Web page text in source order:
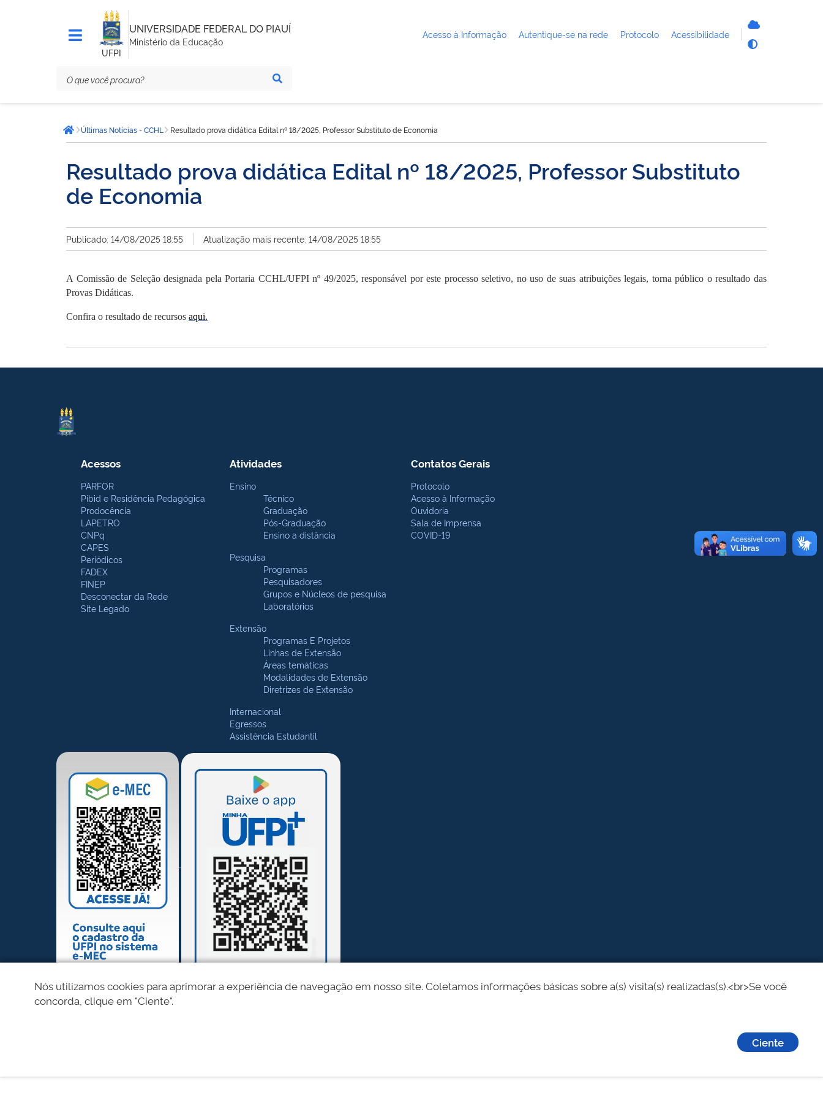
UFPI
UNIVERSIDADE FEDERAL DO PIAUÍ
Ministério da Educação
Acesso à Informação Autentique-se na rede Protocolo Acessibilidade
está
aqui:Página inicial
Últimas Notícias - CCHL Resultado prova didática Edital nº 18/2025, Professor Substituto de Economia
Resultado prova didática Edital nº 18/2025, Professor Substituto
de Economia
Publicado: 14/08/2025 18:55 Atualização mais recente: 14/08/2025 18:55
A Comissão de Seleção designada pela Portaria CCHL/UFPI nº 49/2025, responsável por este processo seletivo, no uso de suas atribuições legais, torna público o resultado das
Provas Didáticas.
Confira o resultado de recursos aqui.
Acessos
PARFOR
Pibid e Residência Pedagógica
Prodocência
LAPETRO
CNPq
CAPES
Periódicos
FADEX
FINEP
Desconectar da Rede
Site Legado
Atividades
Ensino
Técnico
Graduação
Pós-Graduação
Ensino a distância
Pesquisa
Programas
Pesquisadores
Grupos e Núcleos de pesquisa
Laboratórios
Extensão
Programas E Projetos
Linhas de Extensão
Áreas temáticas
Modalidades de Extensão
Diretrizes de Extensão
Internacional
Egressos
Assistência Estudantil
Contatos Gerais
Protocolo
Acesso à Informação
Ouvidoria
Sala de Imprensa
COVID-19
Nós utilizamos cookies para aprimorar a experiência de navegação em nosso site. Coletamos informações básicas sobre a(s) visita(s) realizadas(s).<br>Se você
concorda, clique em "Ciente".
Ciente